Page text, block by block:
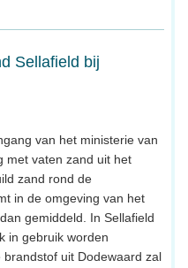
Sellafield bij
van het ministerie van
met vaten zand uit het
zand rond de
in de omgeving van het
gemiddeld. In Sellafield
in gebruik worden
uit Dodewaard zal